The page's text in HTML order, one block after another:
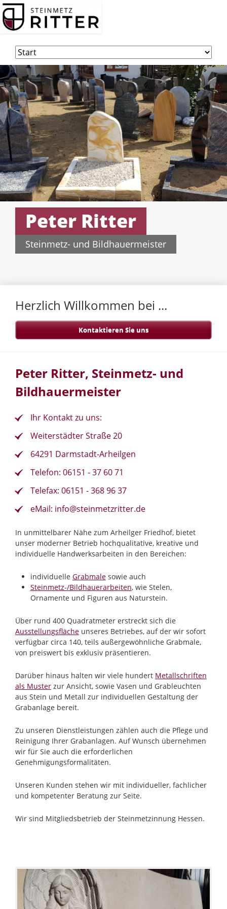
Navigation
überspringen
Peter Ritter
Steinmetz- und Bildhauermeister
Herzlich Willkommen bei ...
Kontaktieren Sie uns
Peter Ritter, Steinmetz- und
Bildhauermeister
Ihr Kontakt zu uns:
Weiterstädter Straße 20
64291 Darmstadt-Arheilgen
Telefon: 06151 - 37 60 71
Telefax: 06151 - 368 96 37
eMail: info@steinmetzritter.de
In unmittelbarer Nähe zum Arheilger Friedhof, bietet
unser moderner Betrieb hochqualitative, kreative und
individuelle Handwerksarbeiten in den Bereichen:
individuelle Grabmalesowie auch
Steinmetz-/Bildhauerarbeiten, wie Stelen,
Ornamente und Figuren aus Naturstein.
Über rund 400 Quadratmeter erstreckt sich die
Ausstellungsflächeunseres Betriebes, auf der wir sofort
verfügbar circa 140, teils außergewöhnliche Grabmale,
von preiswert bis exklusiv präsentieren.
Darüber hinaus halten wir viele hundert Metallschriften
als Musterzur Ansicht, sowie Vasen und Grableuchten
aus Stein und Metall zur individuellen Gestaltung der
Grabanlage bereit.
Zu unseren Dienstleistungen zählen auch die Pflege und
Reinigung Ihrer Grabanlagen. Auf Wunsch übernehmen
wir für Sie auch die erforderlichen
Genehmigungsformalitäten.
Unseren Kunden stehen wir mit individueller, fachlicher
und kompetenter Beratung zur Seite.
Wir sind Mitgliedsbetrieb der Steinmetzinnung Hessen.